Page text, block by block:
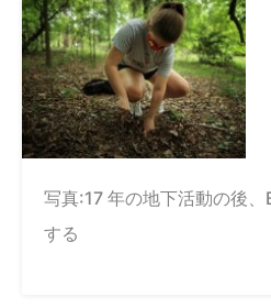
写真:17 年の地下活動の後
する